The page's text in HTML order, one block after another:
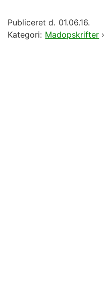
Publiceret d. 01.06.16.
Kategori: Madopskrifter ›